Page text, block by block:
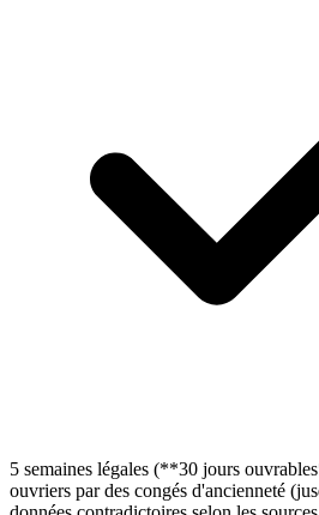
5 semaines légales (**30 jours
ouvriers par des congés d'ancienneté